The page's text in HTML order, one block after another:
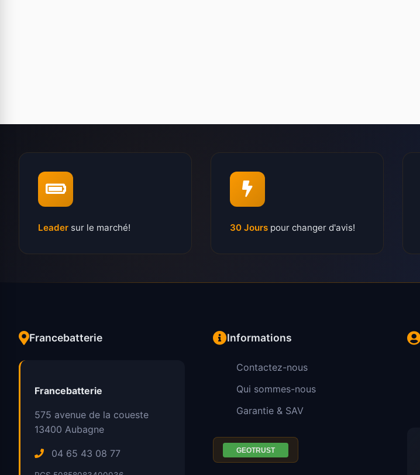
Leader sur le marché! 30 Jours pour changer d'avis!
Francebatterie
Francebatterie
575 avenue de la coueste
13400 Aubagne
04 65 43 08 77
Informations
Contactez-nous
Qui sommes-nous
Garantie & SAV